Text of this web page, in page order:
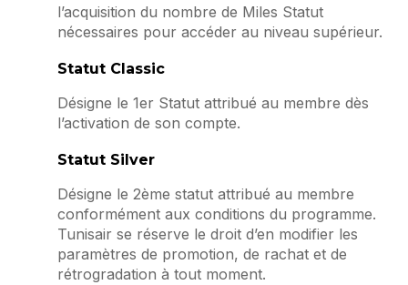
l’acquisition du nombre de Miles Statut
nécessaires pour accéder au niveau supérieur.
Statut Classic
Désigne le 1er Statut attribué au membre dès
l’activation de son compte.
Statut Silver
Désigne le 2ème statut attribué au membre
conformément aux conditions du programme.
Tunisair se réserve le droit d’en modifier les
paramètres de promotion, de rachat et de
rétrogradation à tout moment.